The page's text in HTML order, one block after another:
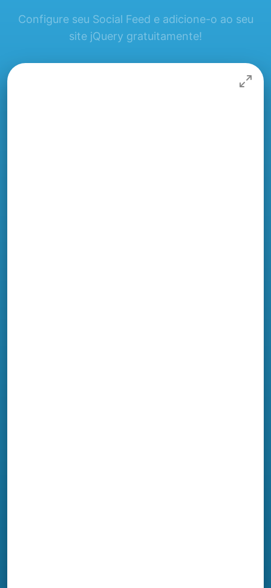
Configure seu Social Feed e adicione-o ao seu
site jQuery gratuitamente!